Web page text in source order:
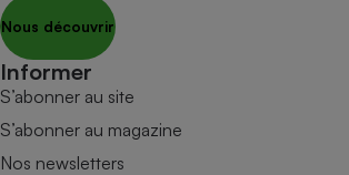
Nous découvrir
Informer
S’abonner au site
S’abonner au magazine
Nos newsletters